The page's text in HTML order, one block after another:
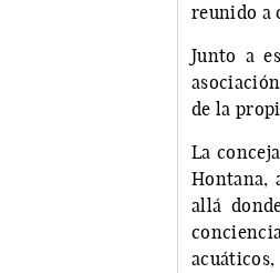
reunido a
Junto a
de la
La
Hontana,
allá